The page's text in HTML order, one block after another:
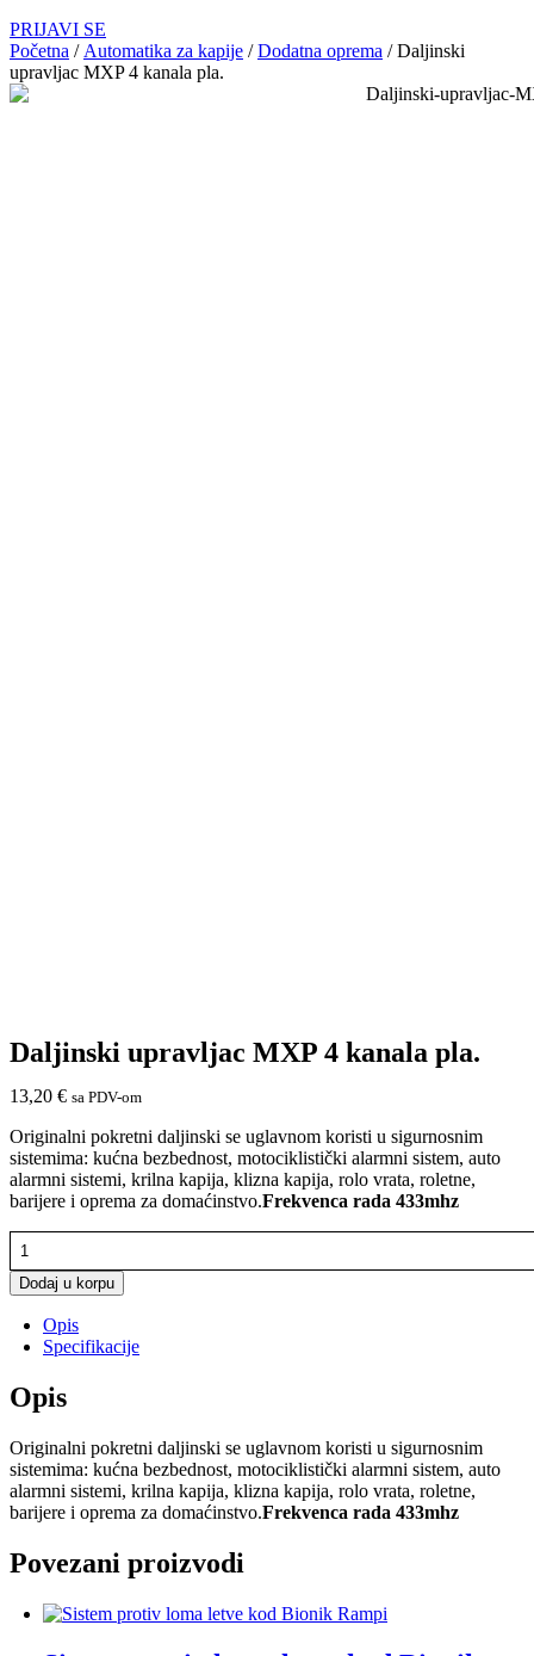
PRIJAVI SE
Početna / Automatika za kapije /Dodatna oprema / Daljinski
upravljac MXP 4 kanala pla.
Daljinski upravljac MXP 4 kanala pla.
13,20 € sa PDV-om
Originalni pokretni daljinski se uglavnom koristi u sigurnosnim
sistemima: kućna bezbednost, motociklistički alarmni sistem, auto
alarmni sistemi, krilna kapija, klizna kapija, rolo vrata, roletne,
barijere i oprema za domaćinstvo.Frekvenca rada 433mhz
Daljinski
upravljac
MXP
kanala
pla.
Dodaj u korpu
Opis
Specifikacije
Opis
Originalni pokretni daljinski se uglavnom koristi u sigurnosnim
sistemima: kućna bezbednost, motociklistički alarmni sistem, auto
alarmni sistemi, krilna kapija, klizna kapija, rolo vrata, roletne,
barijere i oprema za domaćinstvo.Frekvenca rada 433mhz
Povezani proizvodi